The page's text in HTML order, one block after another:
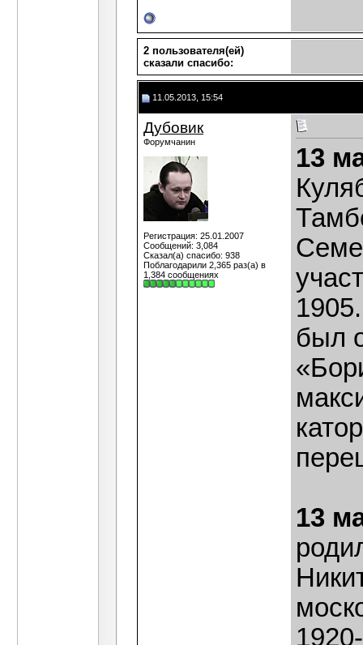
2 пользователя(ей)
сказали cпасибо:
11.05.2013, 15:54
Дубовик
Форумчанин
Регистрация: 25.01.2007
Сообщений: 3,084
Сказал(а) спасибо: 938
Поблагодарили 2,365 раз(а) в
1,384 сообщениях
13
был
13